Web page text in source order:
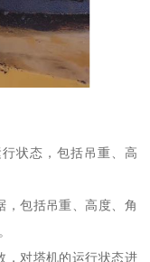
状态，包括吊重、高
，包括吊重、高度、角
，对塔机的运行状态进